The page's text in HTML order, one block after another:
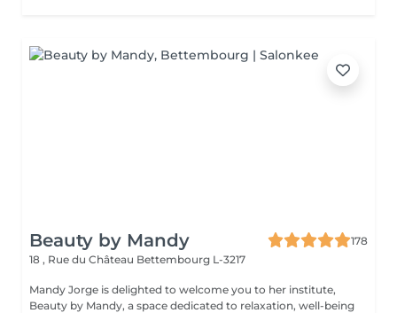
Beauty by Mandy
178
18 , Rue du Château Bettembourg L-3217
Mandy Jorge is delighted to welcome you to her institute,
Beauty by Mandy, a space dedicated to relaxation, well-being